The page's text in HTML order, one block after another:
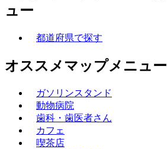
ュー
都道府県で探す
オススメマップメニュー
ガソリンスタンド
動物病院
歯科・歯医者さん
カフェ
喫茶店